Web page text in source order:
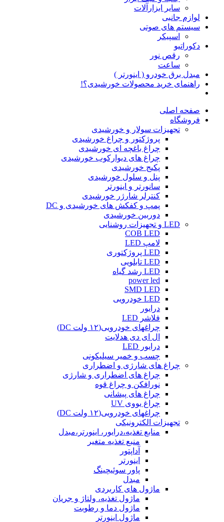
سایر ابزارآلات
لوازم جانبی
سیستم های صوتی
اسپیکر
دکوراتیو
رقص نور
ساعت
مبدل برق خودرو ( اینورتر )
راهنمای خرید محصولات خورشیدی؟!
صفحه اصلی
فروشگاه
تجهیزات سولار و خورشیدی
پروژکتور و چراغ خورشیدی
چراغ باغچه ای خورشیدی
چراغ های دیوارکوب خورشیدی
پکیج خورشیدی
پنل و سلول خورشیدی
سانورتر و اینورتر
کنترلر شارژر خورشیدی
پمپ و کفکش های خورشیدی و DC
دوربین خورشیدی
LED و تجهیزات روشنایی
COB LED
لامپ LED
LED پروژکتوری
LED تابلویی
LED رشد گیاه
power led
SMD LED
LED خودرویی
درایور
فلاشر LED
چراغهای خودرویی(۱۲ ولت DC)
ال ای دی هدلایت
درایور LED
چسب و خمیر سیلیکونی
چراغ های شارژی و اضطراری
چراغ های اضطراری و شارژی
نورافکن و چراغ قوه
چراغ های پیشانی
چراغ یووی UV
چراغهای خودرویی(۱۲ ولت DC)
تجهیزات الکترونیکی
منابع تغذیه،درایور، اینورتر،مبدل
منبع تغذیه متغیر
آداپتور
اینورتر
پاور سوئیچینگ
مبدل
ماژول های کاربردی
ماژول تغذیه، ولتاژ و جریان
ماژول دما و رطوبت
ماژول اینورتر